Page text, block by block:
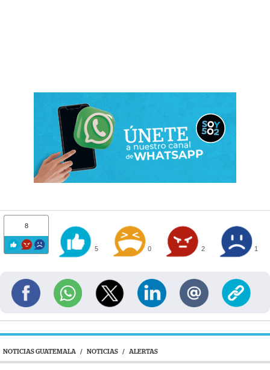
8
5 0 2 1
NOTICIAS GUATEMALA / NOTICIAS / ALERTAS